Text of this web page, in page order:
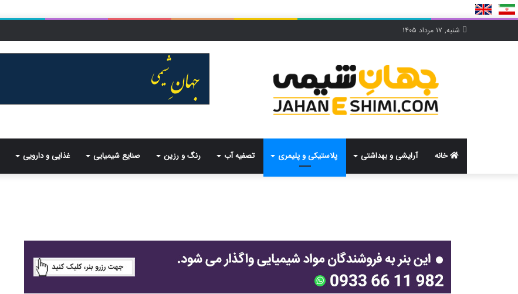
شنبه, ۱۷ مرداد ۱۴۰۵
خانه آرایشی و بهداشتی پلاستیکی و پلیمری تصفیه آب رنگ و رزین صنایع شیمیایی غذایی و دارویی